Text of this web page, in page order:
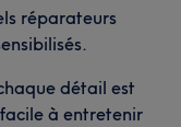
réparateurs
détail est
à entretenir